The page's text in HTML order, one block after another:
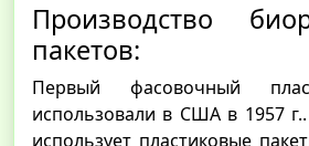
Производство
пакетов:
Первый фасовочный
использовали в США в 1957
использует пластиковые